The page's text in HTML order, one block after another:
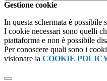
Gestione cookie
In questa schermata è possibile
I cookie necessari sono quelli
piattaforma e non è possibile
Per conoscere quali sono i
visionare la COOKIE